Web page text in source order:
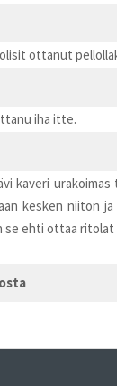
ottanut
iha itte.
kaveri
kesken niiton
se ehti ottaa